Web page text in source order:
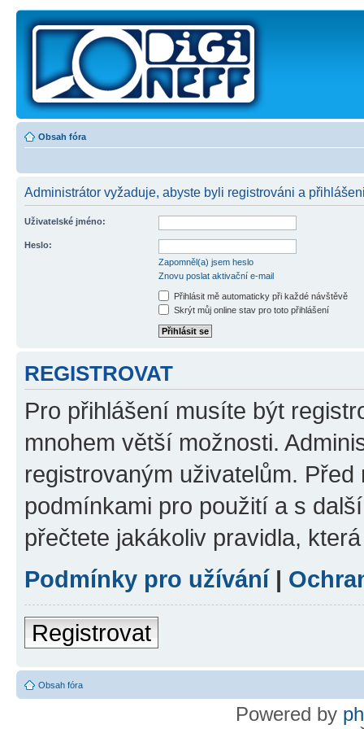
Obsah fóra
Administrátor vyžaduje, abyste byli registrováni a
Uživatelské jméno:
Heslo:
Zapomněl(a) jsem heslo
Znovu poslat aktivační e-mail
Přihlásit mě automaticky při každé návštěvě
Skrýt můj online stav pro toto přihlášení
REGISTROVAT
Pro přihlášení musíte být
mnohem větší možnosti.
registrovaným uživatelům.
podmínkami pro použití a s
přečtete jakákoliv pravidla,
Podmínky pro užívání|
Registrovat
Obsah fóra
Powered by